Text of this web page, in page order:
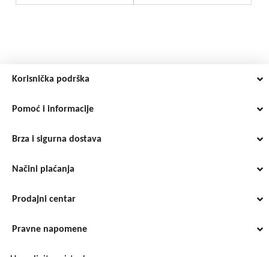
Korisnička podrška
Pomoć i informacije
Brza i sigurna dostava
Načini plaćanja
Prodajni centar
Pravne napomene